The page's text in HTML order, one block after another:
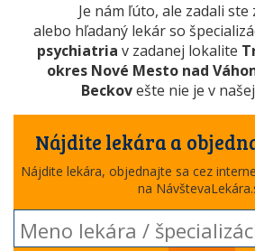
Je nám ľúto, ale zadali ste
alebo hľadaný lekár so
psychiatria v zadanej lokalite
okres Nové Mesto nad
Beckovešte nie je v
Nájdite lekára a
Nájdite lekára, objednajte sa cez
na